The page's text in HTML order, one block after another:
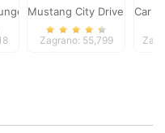
Adventure
Mustang City Driver
Zagrano: 55,799
Car